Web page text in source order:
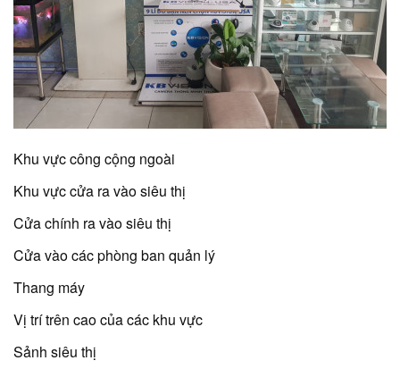
Khu vực công cộng ngoài
Khu vực cửa ra vào siêu thị
Cửa chính ra vào siêu thị
Cửa vào các phòng ban quản lý
Thang máy
Vị trí trên cao của các khu vực
Sảnh siêu thị